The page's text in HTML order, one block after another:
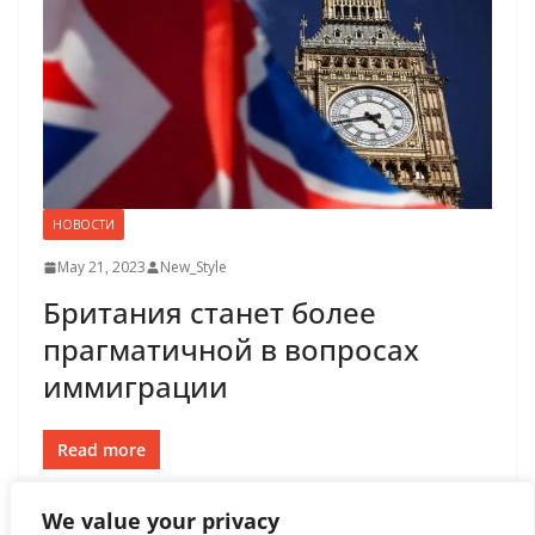
We value your privacy
НОВОСТИ
May 21, 2023 New_Style
Британия станет более
прагматичной в вопросах
иммиграции
Read more